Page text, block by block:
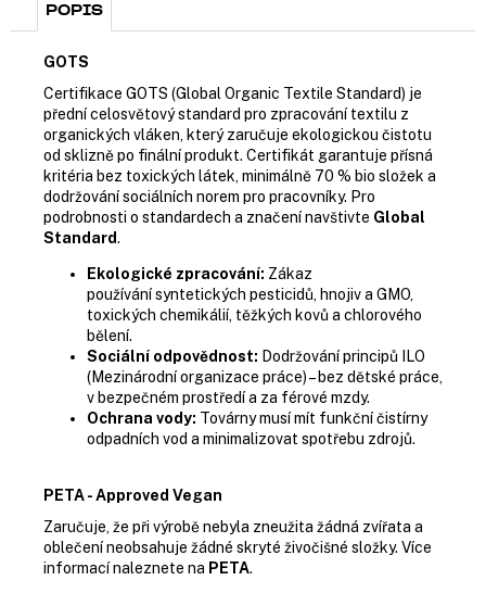
POPIS
GOTS
Certifikace GOTS (Global Organic Textile Standard) je
přední celosvětový standard pro zpracování textilu z
organických vláken, který zaručuje ekologickou čistotu
od sklizně po finální produkt. Certifikát garantuje přísná
kritéria bez toxických látek, minimálně 70 % bio složek a
dodržování sociálních norem pro pracovníky. Pro
podrobnosti o standardech a značení navštivte Global
Standard.
Ekologické zpracování: Zákaz
používání syntetických pesticidů, hnojiv a GMO,
toxických chemikálií, těžkých kovů a chlorového
bělení.
Sociální odpovědnost: Dodržování principů ILO
(Mezinárodní organizace práce) – bez dětské práce,
v bezpečném prostředí a za férové mzdy.
Ochrana vody: Továrny musí mít funkční čistírny
odpadních vod a minimalizovat spotřebu zdrojů.
PETA - Approved Vegan
Zaručuje, že při výrobě nebyla zneužita žádná zvířata a
oblečení neobsahuje žádné skryté živočišné složky. Více
informací naleznete na PETA.